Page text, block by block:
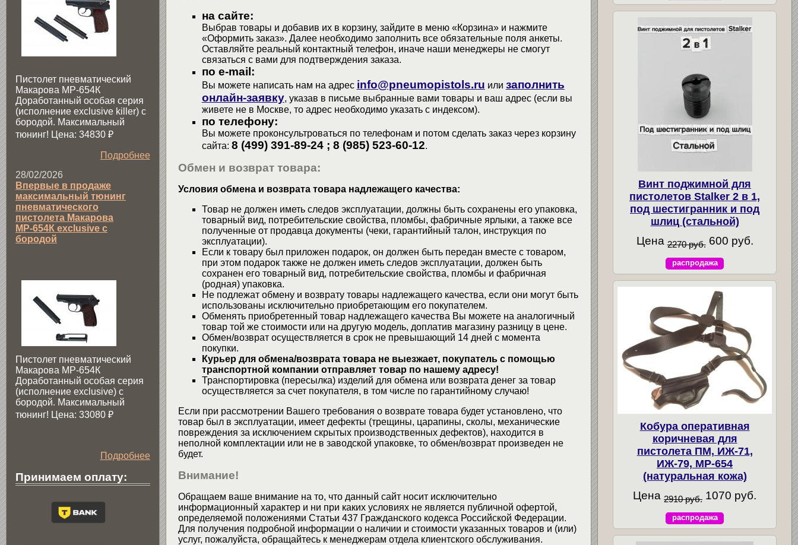
на сайте:
Выбрав товары и добавив их в корзину, зайдите в меню «Корзина» и нажмите
«Оформить заказ». Далее необходимо заполнить все обязательные поля анкеты.
Оставляйте реальный контактный телефон, иначе наши менеджеры не смогут
связаться с вами для подтверждения заказа.
по e-mail:
Вы можете написать нам на адрес info@pneumopistols.ru или заполнить
онлайн-заявку, указав в письме выбранные вами товары и ваш адрес (если вы
живете не в Москве, то адрес необходимо указать с индексом).
по телефону:
Вы можете проконсультроваться по телефонам и потом сделать заказ через корзину
сайта: 8 (499) 391-89-24 ; 8 (985) 523-60-12.
Обмен и возврат товара:
Условия обмена и возврата товара надлежащего качества:
Товар не должен иметь следов эксплуатации, должны быть сохранены его упаковка,
товарный вид, потребительские свойства, пломбы, фабричные ярлыки, а также все
полученные от продавца документы (чеки, гарантийный талон, инструкция по
эксплуатации).
Если к товару был приложен подарок, он должен быть передан вместе с товаром,
при этом подарок также не должен иметь следов эксплуатации, должен быть
сохранен его товарный вид, потребительские свойства, пломбы и фабричная
(родная) упаковка.
Не подлежат обмену и возврату товары надлежащего качества, если они могут быть
использованы исключительно приобретающим его покупателем.
Обменять приобретенный товар надлежащего качества Вы можете на аналогичный
товар той же стоимости или на другую модель, доплатив магазину разницу в цене.
Обмен/возврат осуществляется в срок не превышающий 14 дней с момента
покупки.
Курьер для обмена/возврата товара не выезжает, покупатель с помощью
транспортной компании отправляет товар по нашему адресу!
Транспортировка (пересылка) изделий для обмена или возврата денег за товар
осуществляется за счет покупателя, в том числе по гарантийному случаю!
Если при рассмотрении Вашего требования о возврате товара будет установлено, что
товар был в эксплуатации, имеет дефекты (трещины, царапины, сколы, механические
повреждения за исключением скрытых производственных дефектов), находится в
неполной комплектации или не в заводской упаковке, то обмен/возврат произведен не
будет.
Внимание!
Обращаем ваше внимание на то, что данный сайт носит исключительно
информационный характер и ни при каких условиях не является публичной офертой,
определяемой положениями Статьи 437 Гражданского кодекса Российской Федерации.
Для получения подробной информации о наличии и стоимости указанных товаров и (или)
услуг, пожалуйста, обращайтесь к менеджерам отдела клиентского обслуживания.
Пистолет пневматический
Макарова МР-654К
Доработанный особая серия
(исполнение exclusive killer) с
бородой. Максимальный
тюнинг! Цена: 34830 ₽
Подробнее
28/02/2026
Впервые в продаже
максимальный тюнинг
пневматического
пистолета Макарова
МР-654К exclusive с
бородой
Пистолет пневматический
Макарова МР-654К
Доработанный особая серия
(исполнение exclusive) c
бородой. Максимальный
тюнинг! Цена: 33080 ₽
Подробнее
Принимаем оплату:
Винт поджимной для
пистолетов Stalker 2 в 1,
под шестигранник и под
шлиц (стальной)
Цена 2270 руб. 600 руб.
распродажа
Кобура оперативная
коричневая для
пистолета ПМ, ИЖ-71,
ИЖ-79, МР-654
(натуральная кожа)
Цена 2910 руб. 1070 руб.
распродажа